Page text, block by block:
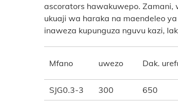
ascorators hawakuwepo. Zamani,
ukuaji wa haraka na maendeleo
inaweza kupunguza nguvu kazi,
Mfano uwezo Dak.
SJG0.3-3 300 650